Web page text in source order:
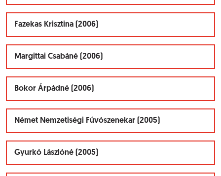
Fazekas Krisztina (2006)
Margittai Csabáné (2006)
Bokor Árpádné (2006)
Német Nemzetiségi Fúvószenekar (2005)
Gyurkó Lászlóné (2005)